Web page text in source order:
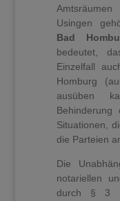
Usingen
Bad
bedeutet,
Einzelfall
Homburg
ausüben
Behinderung
Situationen,
die Parteien
Die
notariellen
durch § 3